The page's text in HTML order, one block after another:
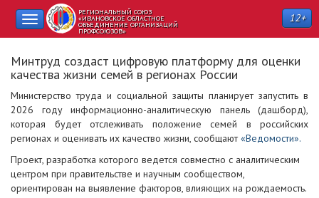
РЕГИОНАЛЬНЫЙ СОЮЗ
«ИВАНОВСКОЕ ОБЛАСТНОЕ
ОБЪЕДИНЕНИЕ ОРГАНИЗАЦИЙ
ПРОФСОЮЗОВ»
12+
Toggle
navigation
Минтруд создаст цифровую платформу для оценки
качества жизни семей в регионах России
Министерство труда и социальной защиты планирует запустить в
2026 году информационно-аналитическую панель (дашборд),
которая будет отслеживать положение семей в российских
регионах и оценивать их качество жизни, сообщают«Ведомости».
Проект, разработка которого ведется совместно с аналитическим
центром при правительстве и научным сообществом,
ориентирован на выявление факторов, влияющих на рождаемость.